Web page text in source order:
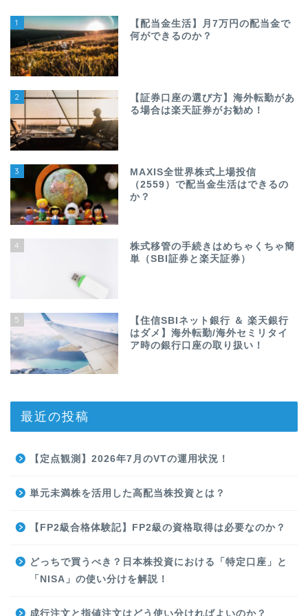
1
【配当金生活】月7万円の配当金で
何ができるのか？
2
【証券口座の選び方】海外転勤があ
る場合は楽天証券がお勧め！
3
MAXIS全世界株式上場投信
（2559）で配当金生活はできるの
か？
4
株式移管の手続きはめちゃくちゃ簡
単（SBI証券と楽天証券）
5
【住信SBIネット銀行 ＆ 楽天銀行
はダメ】海外転勤/海外セミリタイ
ア時の銀行口座の取り扱い！
最近の投稿
【定点観測】2026年7月のVTの運用状況！
単元未満株を活用した高配当株投資とは？
【FP2級合格体験記】FP2級の資格取得は必要なのか？
どっちで買うべき？日本株投資における「特定口座」と
「NISA」の使い分けを解説！
成行注文と指値注文はどう使い分ければよいのか？